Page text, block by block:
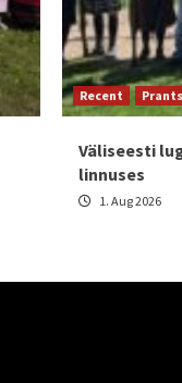
Recent
Väliseesti
linnuses
1. Aug 2026